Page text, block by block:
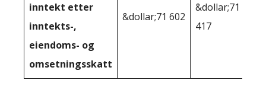
inntekt etter
inntekts-,
eiendoms- og
omsetningsskatt
&dollar;71 602
&dollar;71
417